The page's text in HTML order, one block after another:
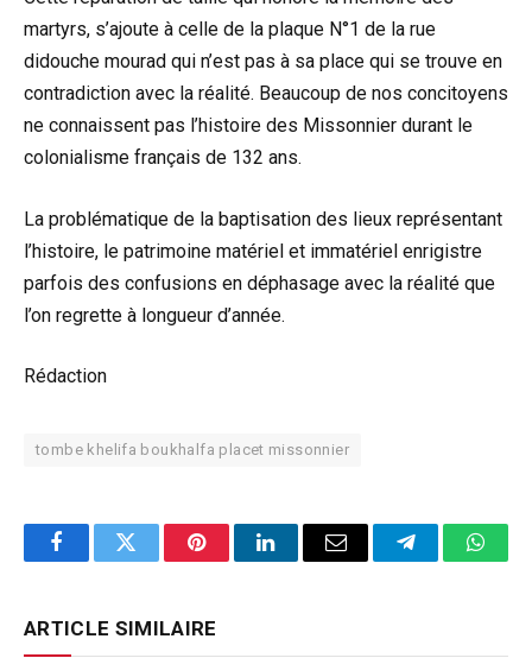
martyrs, s’ajoute à celle de la plaque N°1 de la rue
didouche mourad qui n’est pas à sa place qui se trouve en
contradiction avec la réalité. Beaucoup de nos concitoyens
ne connaissent pas l’histoire des Missonnier durant le
colonialisme français de 132 ans.
La problématique de la baptisation des lieux représentant
l’histoire, le patrimoine matériel et immatériel enrigistre
parfois des confusions en déphasage avec la réalité que
l’on regrette à longueur d’année.
Rédaction
tombe khelifa boukhalfa placet missonnier
FacebookTwitter PinterestLinkedInEmail Telegram
ARTICLE SIMILAIRE